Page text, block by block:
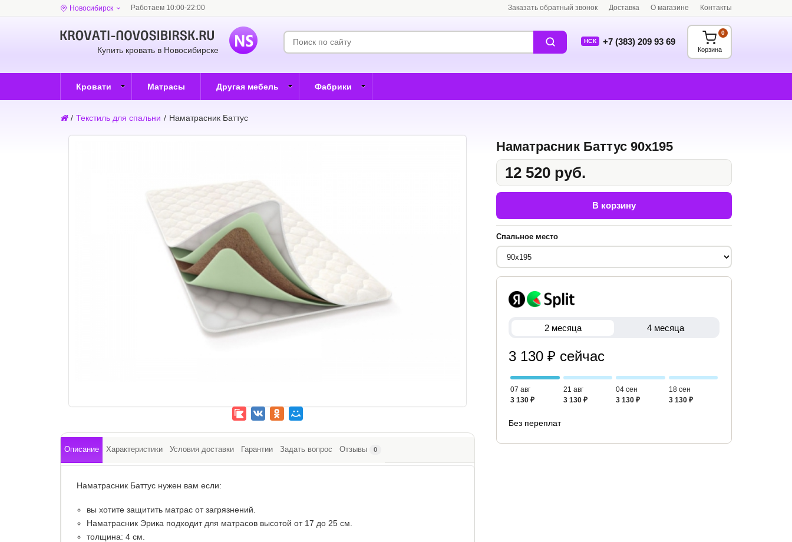
Новосибирск Работаем 10:00-22:00 Заказать обратный звонок Доставка О магазине Контакты
Купить кровать в Новосибирске
НСК +7 (383) 209 93 69
Корзина
0
Кровати Матрасы Другая мебель Фабрики
/ Текстиль для спальни / Наматрасник Баттус
Наматрасник Баттус 90x195
12 520 руб.
В корзину
Спальное место
2 месяца 4 месяца
3 130 ₽ сейчас
07 авг
3 130 ₽
21 авг
3 130 ₽
04 сен
3 130 ₽
18 сен
3 130 ₽
Без переплат
Описание Характеристики Условия доставки Гарантии Задать вопрос Отзывы 0
Наматрасник Баттус нужен вам если:
вы хотите защитить матрас от загрязнений.
Наматрасник Эрика подходит для матрасов высотой от 17 до 25 см.
толщина: 4 см.